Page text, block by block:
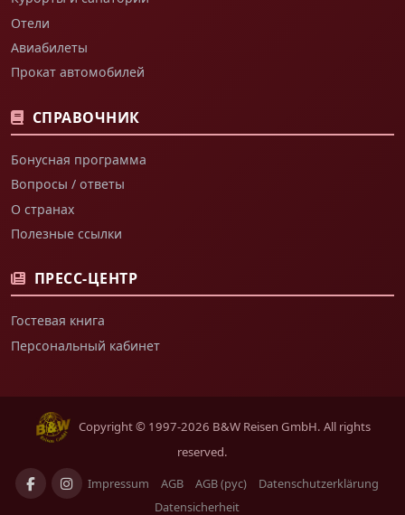
Отели
Авиабилеты
Прокат автомобилей
СПРАВОЧНИК
Бонусная программа
Вопросы / ответы
О странах
Полезные ссылки
ПРЕСС-ЦЕНТР
Гостевая книга
Персональный кабинет
Copyright © 1997-2026 B&W Reisen GmbH. All rights
reserved.
Impressum
AGB AGB (рус)
Datenschutzerklärung
Datensicherheit